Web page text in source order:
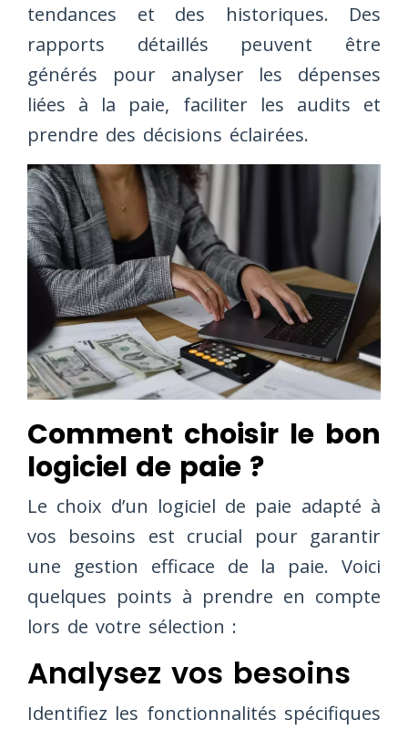
tendances et des historiques. Des
rapports détaillés peuvent être
générés pour analyser les dépenses
liées à la paie, faciliter les audits et
prendre des décisions éclairées.
Comment choisir le bon
logiciel de paie ?
Le choix d’un logiciel de paie adapté à
vos besoins est crucial pour garantir
une gestion efficace de la paie. Voici
quelques points à prendre en compte
lors de votre sélection :
Analysez vos besoins
Identifiez les fonctionnalités spécifiques